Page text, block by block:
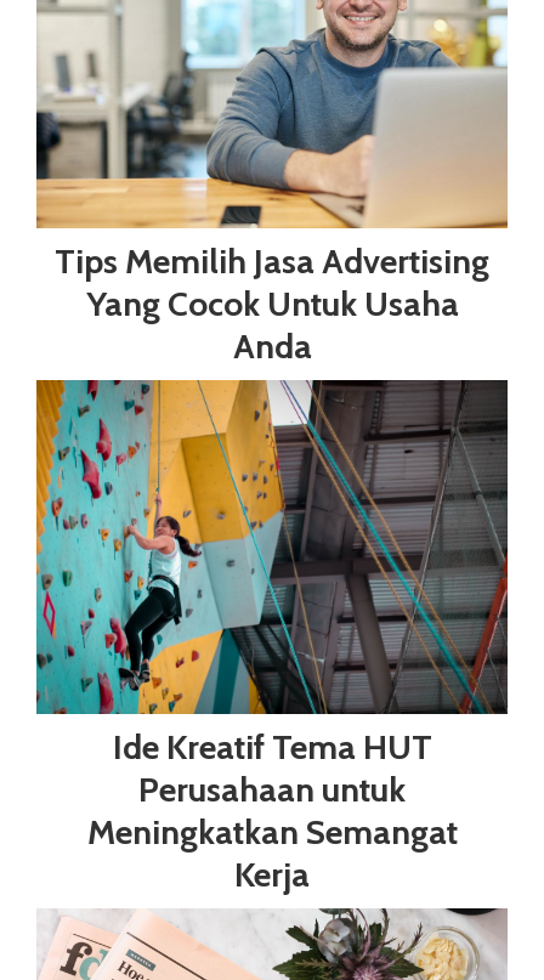
Tips Memilih Jasa Advertising
Yang Cocok Untuk Usaha
Anda
Ide Kreatif Tema HUT
Perusahaan untuk
Meningkatkan Semangat
Kerja